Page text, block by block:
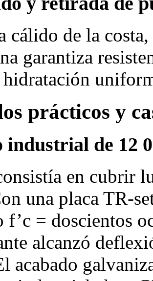
cálido de la
garantiza
hidratación
prácticos y
de 12
en cubrir
una placa
f’c = doscientos
alcanzó
acabado